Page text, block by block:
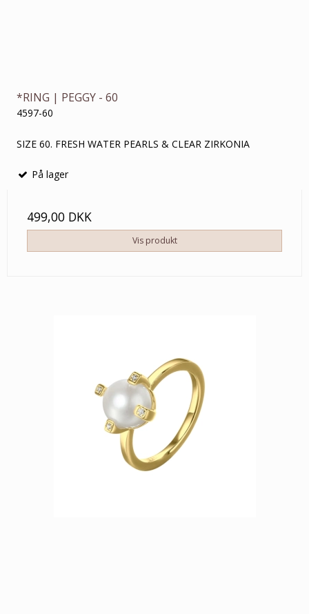
*RING | PEGGY - 60
4597-60
SIZE 60. FRESH WATER PEARLS & CLEAR ZIRKONIA
På lager
499,00 DKK
Vis produkt